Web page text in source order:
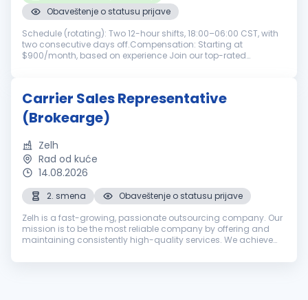
Obaveštenje o statusu prijave
Schedule (rotating): Two 12-hour shifts, 18:00–06:00 CST, with
two consecutive days off.Compensation: Starting at
$900/month, based on experience Join our top-rated
Carrier Sales Representative
(Brokearge)
Zelh
Rad od kuće
14.08.2026
2. smena
Obaveštenje o statusu prijave
Zelh is a fast-growing, passionate outsourcing company. Our
mission is to be the most reliable company by offering and
maintaining consistently high-quality services. We achieve
customers, employe...